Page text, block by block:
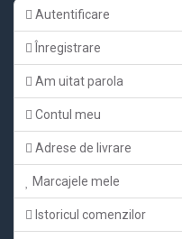
Autentificare
Înregistrare
Am uitat parola
Contul meu
Adrese de livrare
Marcajele mele
Istoricul comenzilor